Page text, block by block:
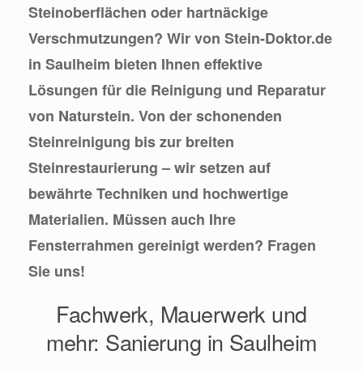
Steinoberflächen oder hartnäckige
Verschmutzungen? Wir von Stein-Doktor.de
in Saulheim bieten Ihnen effektive
Lösungen für die Reinigung und Reparatur
von Naturstein. Von der schonenden
Steinreinigung bis zur breiten
Steinrestaurierung – wir setzen auf
bewährte Techniken und hochwertige
Materialien. Müssen auch Ihre
Fensterrahmen gereinigt werden? Fragen
Sie uns!
Fachwerk, Mauerwerk und
mehr: Sanierung in Saulheim